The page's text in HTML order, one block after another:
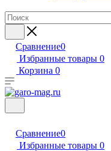
Сравнение0
Избранные товары 0
Корзина 0
Сравнение0
Избранные товары 0